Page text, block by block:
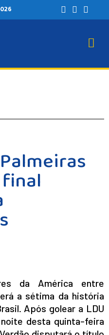
da América entre
a sétima da história
Após golear a LDU
desta quinta-feira